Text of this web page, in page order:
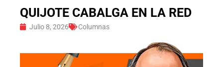
QUIJOTE CABALGA EN LA RED
Julio 8, 2026 Columnas